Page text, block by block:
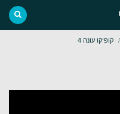
קופיקו עונה 4